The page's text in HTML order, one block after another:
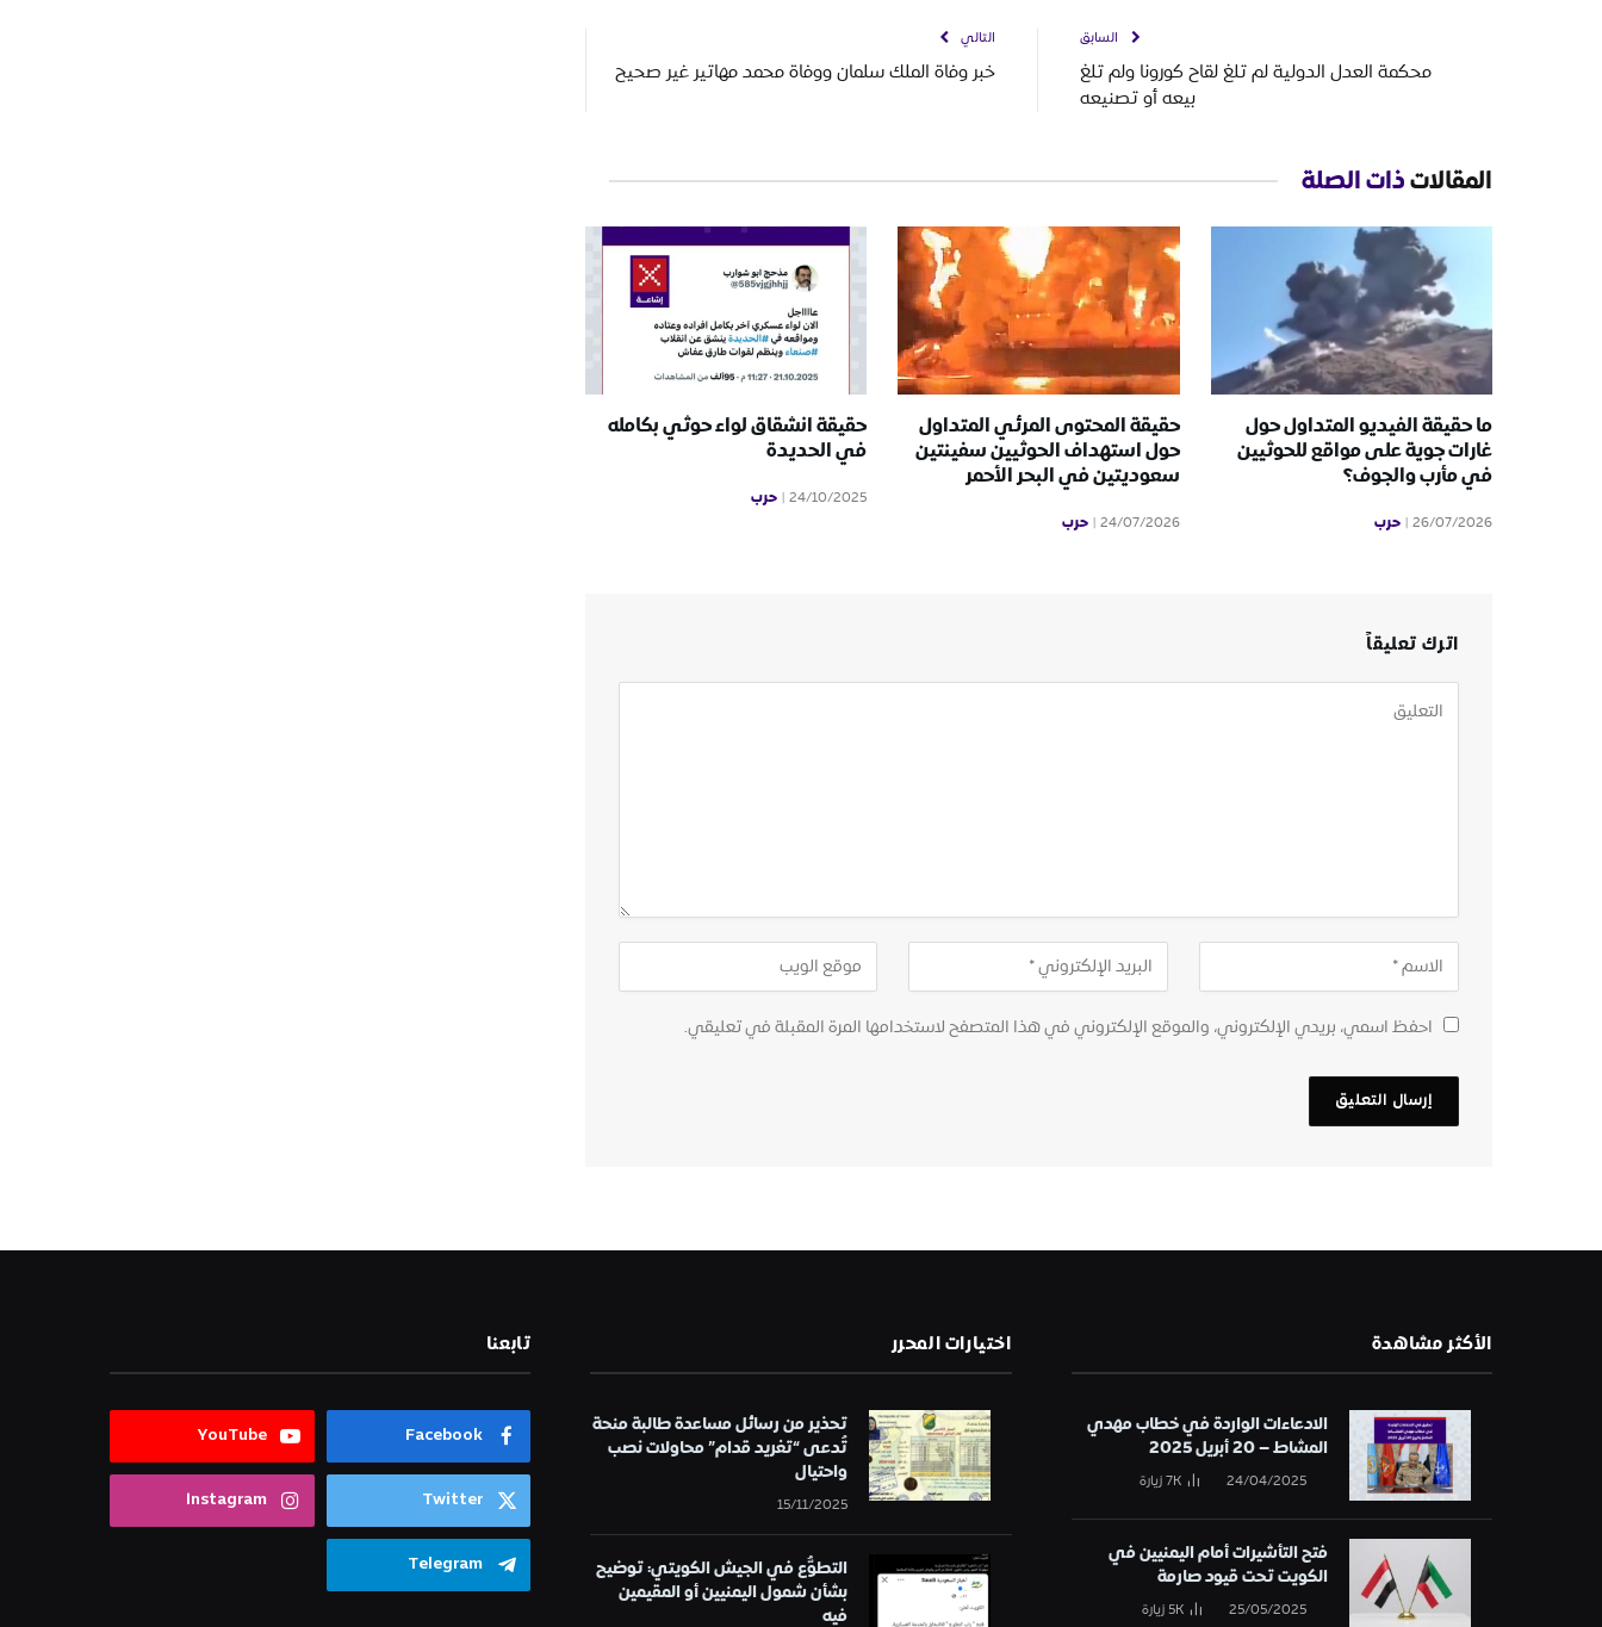
السابق
محكمة العدل الدولية لم تلغ لقاح كورونا ولم تلغ
بيعه أو تصنيعه
التالي
خبر وفاة الملك سلمان ووفاة محمد مهاتير غير صحيح
المقالاتذات الصلة
ما حقيقة الفيديو المتداول حول
غارات جوية على مواقع للحوثيين
في مأرب والجوف؟
26/07/2026 حرب
حقيقة المحتوى المرئي المتداول
حول استهداف الحوثيين سفينتين
سعوديتين في البحر الأحمر
24/07/2026 حرب
حقيقة انشقاق لواء حوثي بكامله
في الحديدة
24/10/2025 حرب
اترك تعليقاً
احفظ اسمي، بريدي الإلكتروني، والموقع الإلكتروني في هذا المتصفح لاستخدامها المرة المقبلة في تعليقي.
الأكثر مشاهدة
الادعاءات الواردة في خطاب مهدي
المشاط – 20 أبريل 2025
24/04/2025
7Kزيارة
فتح التأشيرات أمام اليمنيين في
الكويت تحت قيود صارمة
25/05/2025
5Kزيارة
اختيارات المحرر
تحذير من رسائل مساعدة طالبة منحة
تُدعى “تغريد قدام” محاولات نصب
واحتيال
15/11/2025
التطوُّع في الجيش الكويتي: توضيح
بشأن شمول اليمنيين أو المقيمين
فيه
تابعنا
Facebook
YouTube
Twitter
Instagram
Telegram